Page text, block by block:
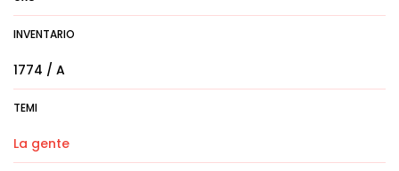
INVENTARIO
1774 / A
TEMI
La gente